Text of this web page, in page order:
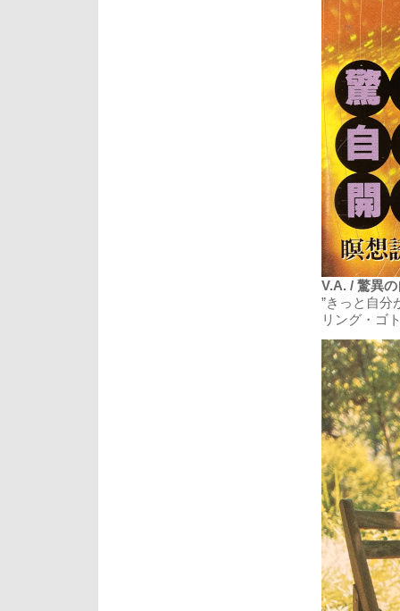
V.A. / 驚異
”きっと自
リング・ゴ